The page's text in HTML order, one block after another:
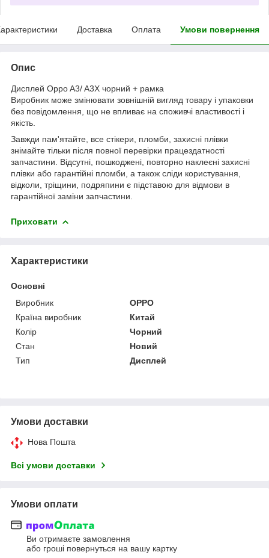
Доставка Оплата Умови повернення
Опис
Дисплей Oppo A3/ A3X чорний + рамка
Виробник може змінювати зовнішній вигляд товару і упаковки
без повідомлення, що не впливає на споживчі властивості і
якість.
Завжди пам'ятайте, все стікери, пломби, захисні плівки
знімайте тільки після повної перевірки працездатності
запчастини. Відсутні, пошкоджені, повторно наклеєні захисні
плівки або гарантійні пломби, а також сліди користування,
відколи, тріщини, подряпини є підставою для відмови в
гарантійної заміни запчастини.
Приховати
Характеристики
Основні
Виробник
OPPO
Країна виробник
Китай
Колір
Чорний
Стан
Новий
Тип
Дисплей
Умови доставки
Нова Пошта
Всі умови доставки
Умови оплати
Ви отримаєте замовлення
або гроші повернуться на вашу картку